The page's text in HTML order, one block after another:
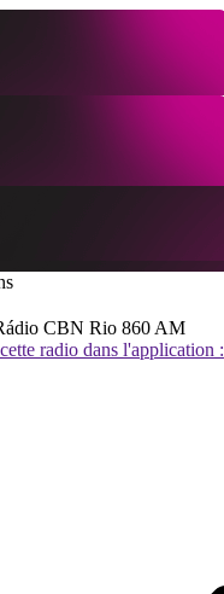
CBN Rio 860 AM
radio dans l'application :